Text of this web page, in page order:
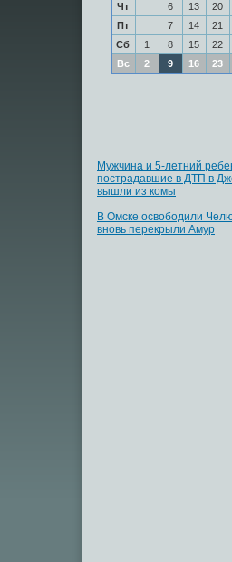
Чт
6 13 20
Пт
7 14 21
Сб
1 8 15 22
Вс
2 9 16 23
Мужчина и 5-летний
пострадавшие в ДТП в
вышли из комы
В Омске освободили
вновь перекрыли Амур